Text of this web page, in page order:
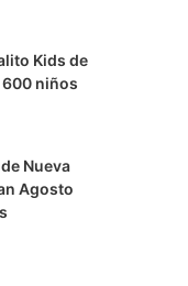
Kids de
600 niños
Nueva
Agosto